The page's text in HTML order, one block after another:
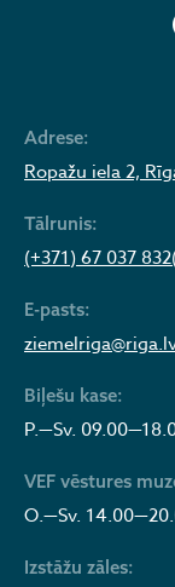
Adrese:
Ropažu iela 2,
Tālrunis:
(+371) 67 037 832
E-pasts:
Biļešu kase:
P.—Sv.
VEF vēstures
O.—Sv.
Izstāžu zāles: